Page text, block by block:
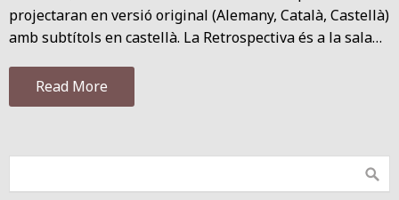
projectaran en versió original (Alemany, Català, Castellà)
amb subtítols en castellà. La Retrospectiva és a la sala…
Read More